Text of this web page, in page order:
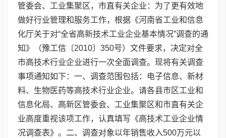
管委会、工业集聚区，市直有关企业：为了更有效地
做好行业管理和服务工作，根据《河南省工业和信息
化厅关于对“全省高新技术工业企业基本情况”调查的通
知》（豫工信〔2010〕350号）文件要求，决定对全
市高技术行业企业进行一次全面调查。现将有关调查
事项通知如下：一、调查范围包括：电子信息、新材
料、生物医药等高技术行业企业。请各县市区工业和
信息化局、高新区管委会、工业集聚区和市直有关企
业高度重视该项工作，认真填写《高技术工业企业情
况调查表》。二、调查对象以年销售收入500万元以